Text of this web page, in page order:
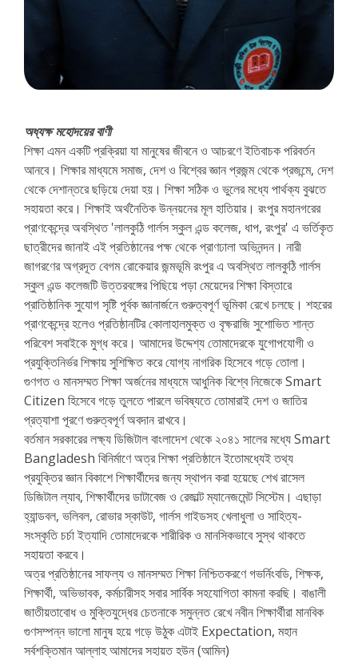
অধ্যক্ষ মহোদয়ের বাণী
শিক্ষা এমন একটি প্রক্রিয়া যা মানুষের জীবনে ও আচরণে ইতিবাচক পরিবর্তন
আনবে। শিক্ষার মাধ্যমে সমাজ, দেশ ও বিশ্বের জ্ঞান প্রজন্ম থেকে প্রজন্মে, দেশ
থেকে দেশান্তরে ছড়িয়ে দেয়া হয়। শিক্ষা সঠিক ও ভুলের মধ্যে পার্থক্য বুঝতে
সহায়তা করে। শিক্ষাই অর্থনৈতিক উন্নয়নের মূল হাতিয়ার। রংপুর মহানগরের
প্রাণকেন্দ্রে অবস্থিত 'লালকুঠি গার্লস স্কুল এন্ড কলেজ, ধাপ, রংপুর' এ ভর্তিকৃত
ছাত্রীদের জানাই এই প্রতিষ্ঠানের পক্ষ থেকে প্রাণঢালা অভিনন্দন। নারী
জাগরণের অগ্রদূত বেগম রোকেয়ার জন্মভূমি রংপুর এ অবস্থিত লালকুঠি গার্লস
স্কুল এন্ড কলেজটি উত্তরবঙ্গের পিছিয়ে পড়া মেয়েদের শিক্ষা বিস্তারে
প্রাতিষ্ঠানিক সুযোগ সৃষ্টি পূর্বক জ্ঞানার্জনে গুরুত্বপূর্ণ ভূমিকা রেখে চলছে। শহরের
প্রাণকেন্দ্রে হলেও প্রতিষ্ঠানটির কোলাহালমুক্ত ও বৃক্ষরাজি সুশোভিত শান্ত
পরিবেশ সবাইকে মুগ্ধ করে। আমাদের উদ্দেশ্য তোমাদেরকে যুগোপযোগী ও
প্রযুক্তিনির্ভর শিক্ষায় সুশিক্ষিত করে যোগ্য নাগরিক হিসেবে গড়ে তোলা।
গুণগত ও মানসম্মত শিক্ষা অর্জনের মাধ্যমে আধুনিক বিশ্বে নিজেকে Smart
Citizen হিসেবে গড়ে তুলতে পারলে ভবিষ্যতে তোমারাই দেশ ও জাতির
প্রত্যাশা পূরণে গুরুত্বপূর্ণ অবদান রাখবে।
বর্তমান সরকারের লক্ষ্য ডিজিটাল বাংলাদেশ থেকে ২০৪১ সালের মধ্যে Smart
Bangladesh বিনির্মাণে অত্র শিক্ষা প্রতিষ্ঠানে ইতোমধ্যেই তথ্য
প্রযুক্তির জ্ঞান বিকাশে শিক্ষার্থীদের জন্য স্থাপন করা হয়েছে শেখ রাসেল
ডিজিটাল ল্যাব, শিক্ষার্থীদের ডাটাবেজ ও রেজাল্ট ম্যানেজমেন্ট সিস্টেম। এছাড়া
হ্যান্ডবল, ভলিবল, রোভার স্কাউট, গার্লস গাইডসহ খেলাধুলা ও সাহিত্য-
সংস্কৃতি চর্চা ইত্যাদি তোমাদেরকে শারীরিক ও মানসিকভাবে সুস্থ থাকতে
সহায়তা করবে।
অত্র প্রতিষ্ঠানের সাফল্য ও মানসম্মত শিক্ষা নিশ্চিতকরণে গভর্নিংবডি, শিক্ষক,
শিক্ষার্থী, অভিভাবক, কর্মচারীসহ সবার সার্বিক সহযোগিতা কামনা করছি। বাঙালী
জাতীয়তাবোধ ও মুক্তিযুদ্ধের চেতনাকে সমুন্নত রেখে নবীন শিক্ষার্থীরা মানবিক
গুণসম্পন্ন ভালো মানুষ হয়ে গড়ে উঠুক এটাই Expectation, মহান
সর্বশক্তিমান আল্লাহ আমাদের সহায়ত হউন (আমিন)